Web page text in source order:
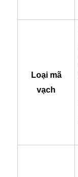
Loại mã
vạch